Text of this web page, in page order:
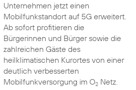
Unternehmen jetzt einen
Mobilfunkstandort auf 5G erweitert.
Ab sofort profitieren die
Bürgerinnen und Bürger sowie die
zahlreichen Gäste des
heilklimatischen Kurortes von einer
deutlich verbesserten
Mobilfunkversorgung im O2Netz.